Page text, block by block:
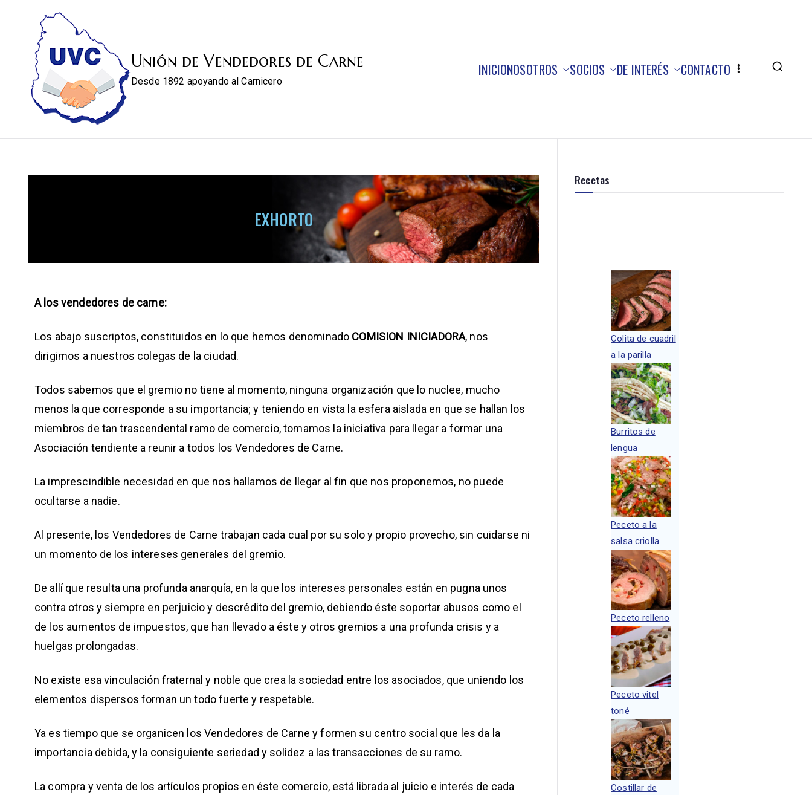
Unión de Vendedores de Carne
Desde 1892 apoyando al Carnicero
INICIONOSOTROS SOCIOS DE INTERÉS CONTACTO
EXHORTO
A los vendedores de carne:
Los abajo suscriptos, constituidos en lo que hemos denominado COMISION INICIADORA, nos
dirigimos a nuestros colegas de la ciudad.
Todos sabemos que el gremio no tiene al momento, ninguna organización que lo nuclee, mucho
menos la que corresponde a su importancia; y teniendo en vista la esfera aislada en que se hallan los
miembros de tan trascendental ramo de comercio, tomamos la iniciativa para llegar a formar una
Asociación tendiente a reunir a todos los Vendedores de Carne.
La imprescindible necesidad en que nos hallamos de llegar al fin que nos proponemos, no puede
ocultarse a nadie.
Al presente, los Vendedores de Carne trabajan cada cual por su solo y propio provecho, sin cuidarse ni
un momento de los intereses generales del gremio.
De allí que resulta una profunda anarquía, en la que los intereses personales están en pugna unos
contra otros y siempre en perjuicio y descrédito del gremio, debiendo éste soportar abusos como el
de los aumentos de impuestos, que han llevado a éste y otros gremios a una profunda crisis y a
huelgas prolongadas.
No existe esa vinculación fraternal y noble que crea la sociedad entre los asociados, que uniendo los
elementos dispersos forman un todo fuerte y respetable.
Ya es tiempo que se organicen los Vendedores de Carne y formen su centro social que les da la
importancia debida, y la consiguiente seriedad y solidez a las transacciones de su ramo.
La compra y venta de los artículos propios en éste comercio, está librada al juicio e interés de cada
Recetas
Colita de cuadril
a la parilla
Burritos de
lengua
Peceto a la
salsa criolla
Peceto relleno
Peceto vitel
toné
Costillar de